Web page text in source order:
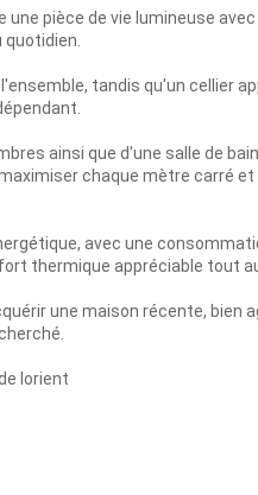
pièce de vie lumineuse
tandis qu'un cellier
ainsi que d'une salle de
chaque mètre carré
avec une
thermique appréciable tout
une maison récente, bien
lorient